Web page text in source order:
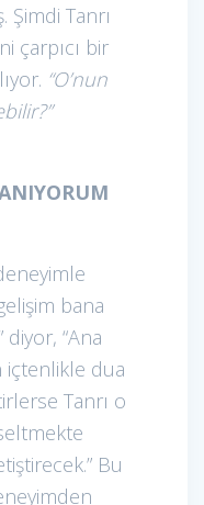
Tanrı
çarpıcı bir
“O’nun
bana
diyor, “Ana
içtenlikle dua
Tanrı o
Bu